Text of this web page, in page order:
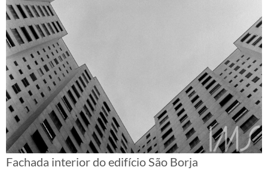
Fachada interior do edifício São Borja